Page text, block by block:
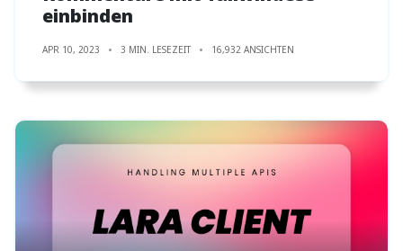
einbinden
APR 10, 2023 3 MIN. LESEZEIT 16,932 ANSICHTEN